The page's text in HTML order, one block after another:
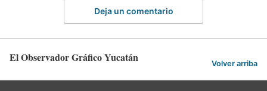
Deja un comentario
El Observador Gráfico Yucatán Volver arriba